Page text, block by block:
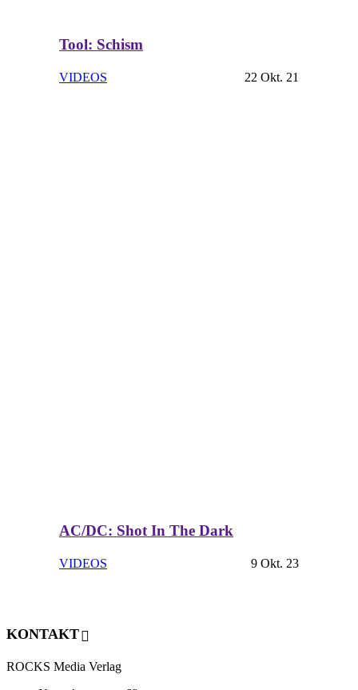
Tool: Schism
VIDEOS 22 Okt. 21
AC/DC: Shot In The Dark
VIDEOS 9 Okt. 23
KONTAKT
ROCKS Media Verlag